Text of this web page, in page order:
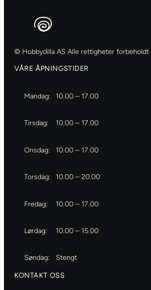
© Hobbydilla AS Alle rettigheter forbeholdt
VÅRE ÅPNINGSTIDER
Mandag: 10.00 – 17.00
Tirsdag: 10.00 – 17.00
Onsdag: 10.00 – 17.00
Torsdag: 10.00 – 20.00
Fredag: 10.00 – 17.00
Lørdag: 10.00 – 15.00
Søndag: Stengt
KONTAKT OSS